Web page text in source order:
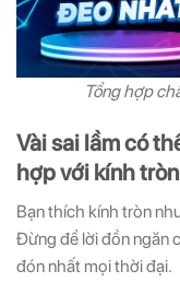
Tổng hợp
Vài sai lầm có
hợp với kính tròn
Bạn thích kính tròn
Đừng để lời đồn ngăn
đón nhất mọi thời đại.